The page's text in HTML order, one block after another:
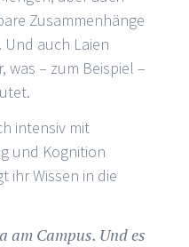
Zusammenhänge
auch Laien
was – zum Beispiel –
intensiv mit
und Kognition
ihr Wissen in die
am Campus. Und es